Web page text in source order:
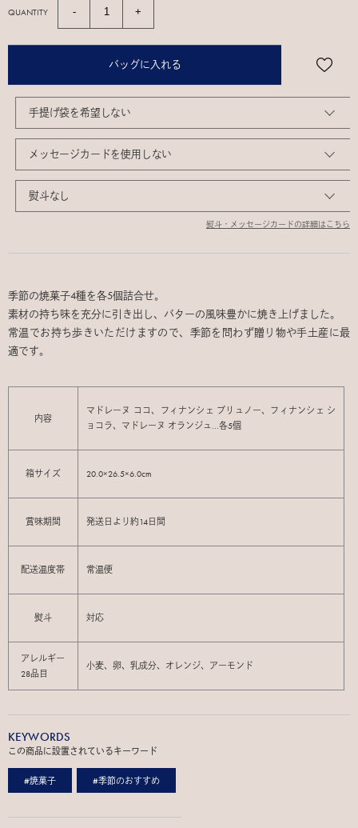
QUANTITY
バッグに入れる
熨斗・メッセージカードの詳細はこちら
季節の焼菓子4種を各5個詰合せ。
素材の持ち味を充分に引き出し、バターの風味豊かに焼き上げました。
常温でお持ち歩きいただけますので、季節を問わず贈り物や手土産に最
適です。
内容
マドレーヌ ココ、フィナンシェ プリュノー、フィナンシェ シ
ョコラ、マドレーヌ オランジュ...各5個
箱サイズ 20.0×26.5×6.0cm
賞味期間 発送日より約14日間
配送温度帯 常温便
熨斗 対応
アレルギー
28品目
小麦、卵、乳成分、オレンジ、アーモンド
KEYWORDS
この商品に設置されているキーワード
#焼菓子 #季節のおすすめ